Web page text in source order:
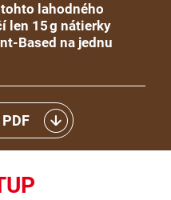
lahodného
len 15 g nátierky
Based na jednu